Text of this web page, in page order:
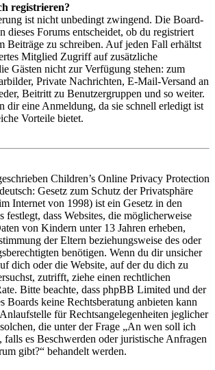
registrieren?
ist nicht unbedingt zwingend. Die Board-
dieses Forums entscheidet, ob du registriert
Beiträge zu schreiben. Auf jeden Fall erhältst
Mitglied Zugriff auf zusätzliche
Gästen nicht zur Verfügung stehen: zum
Private Nachrichten, E-Mail-Versand an
Beitritt zu Benutzergruppen und so weiter.
dir eine Anmeldung, da sie schnell erledigt ist
Vorteile bietet.
Children’s Online Privacy Protection
Gesetz zum Schutz der Privatsphäre
Internet von 1998) ist ein Gesetz in den
festlegt, dass Websites, die möglicherweise
von Kindern unter 13 Jahren erheben,
der Eltern beziehungsweise des oder
benötigen. Wenn du dir unsicher
dich oder die Website, auf der du dich zu
zutrifft, ziehe einen rechtlichen
Bitte beachte, dass phpBB Limited und der
Boards keine Rechtsberatung anbieten kann
für Rechtsangelegenheiten jeglicher
die unter der Frage „An wen soll ich
falls es Beschwerden oder juristische Anfragen
gibt?“ behandelt werden.